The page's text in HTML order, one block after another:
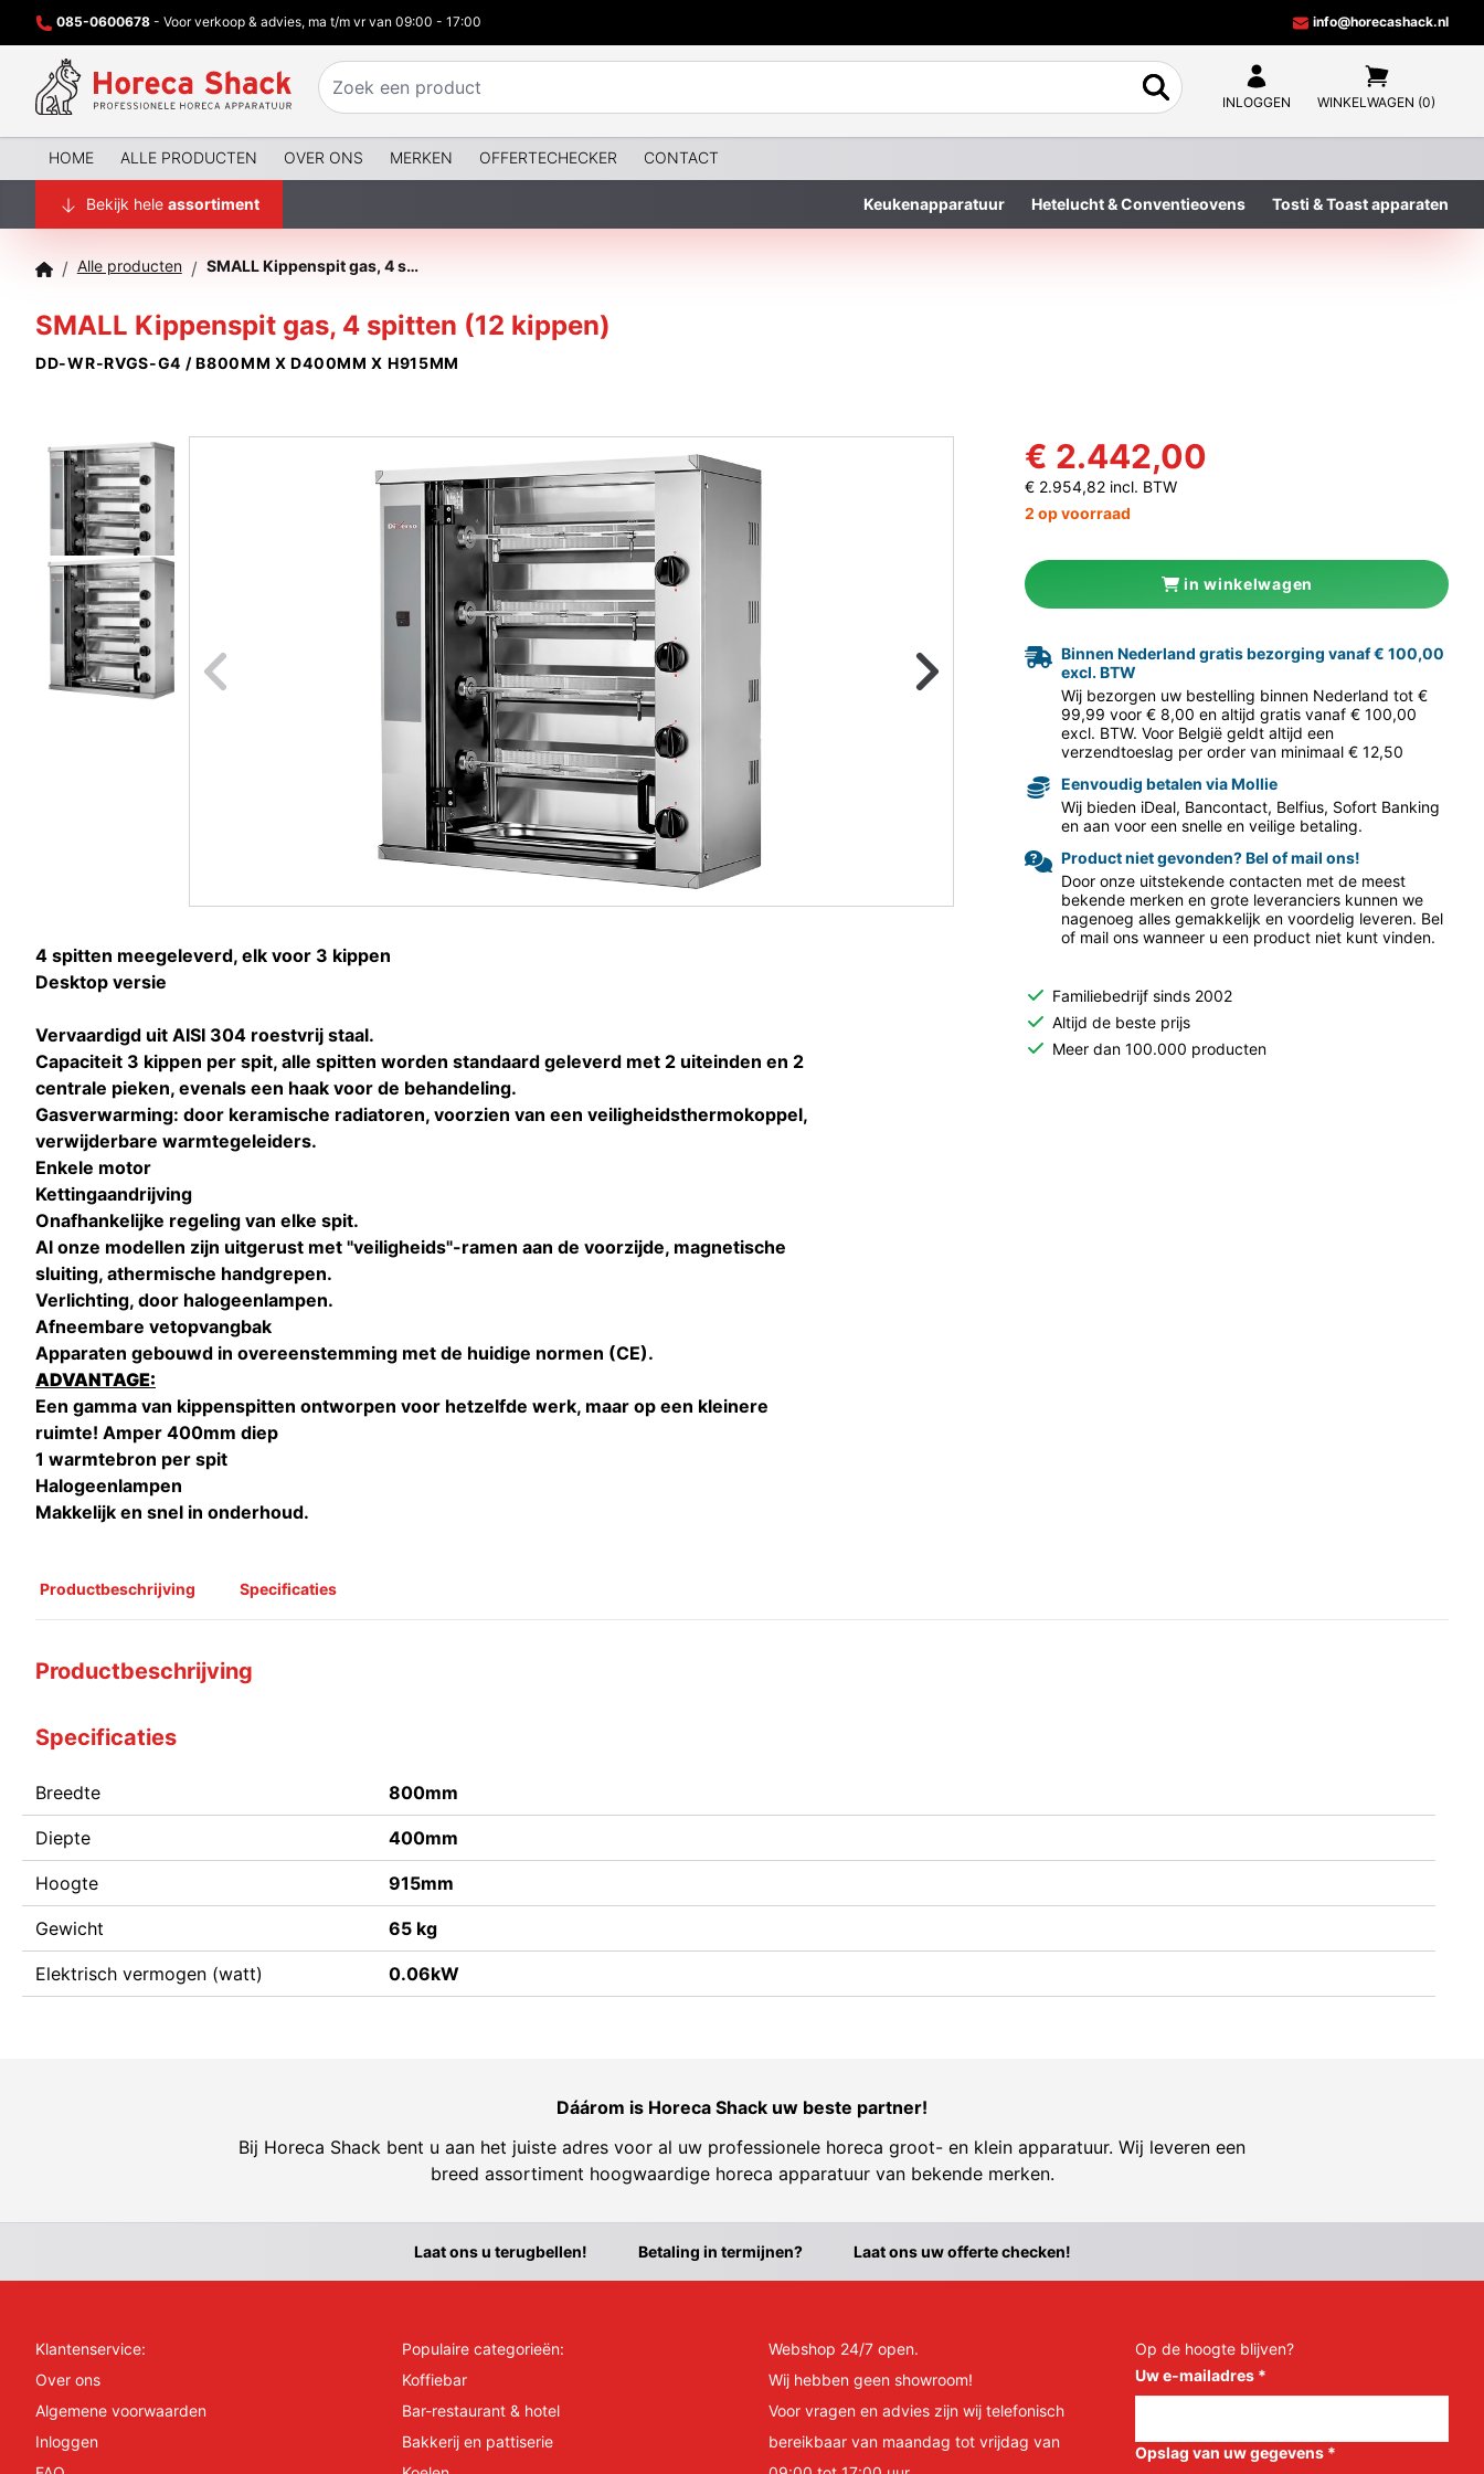
085-0600678 - Voor verkoop & advies, ma t/m vr van 09:00 - 17:00 info@horecashack.nl
INLOGGEN WINKELWAGEN (0)
HOME ALLE PRODUCTEN OVER ONS MERKEN OFFERTECHECKER CONTACT
Bekijk hele assortiment Keukenapparatuur Hetelucht & Conventieovens Tosti & Toast apparaten
/ Alle producten / SMALL Kippenspit gas, 4 spitten (12 kippen)
SMALL Kippenspit gas, 4 spitten (12 kippen)
DD-WR-RVGS-G4 / B800MM X D400MM X H915MM
Naar vorige foto Naar volgende
4 spitten meegeleverd, elk voor 3 kippen
Desktop versie
Vervaardigd uit AISI 304 roestvrij staal.
Capaciteit 3 kippen per spit, alle spitten worden standaard geleverd met 2 uiteinden en 2
centrale pieken, evenals een haak voor de behandeling.
Gasverwarming: door keramische radiatoren, voorzien van een veiligheidsthermokoppel,
verwijderbare warmtegeleiders.
Enkele motor
Kettingaandrijving
Onafhankelijke regeling van elke spit.
Al onze modellen zijn uitgerust met "veiligheids"-ramen aan de voorzijde, magnetische
sluiting, athermische handgrepen.
Verlichting, door halogeenlampen.
Afneembare vetopvangbak
Apparaten gebouwd in overeenstemming met de huidige normen (CE).
ADVANTAGE:
Een gamma van kippenspitten ontworpen voor hetzelfde werk, maar op een kleinere
ruimte! Amper 400mm diep
1 warmtebron per spit
Halogeenlampen
Makkelijk en snel in onderhoud.
€ 2.442,00
€ 2.954,82 incl. BTW
2 op voorraad
in winkelwagen
Binnen Nederland gratis bezorging vanaf € 100,00
excl. BTW
Wij bezorgen uw bestelling binnen Nederland tot €
99,99 voor € 8,00 en altijd gratis vanaf € 100,00
excl. BTW. Voor België geldt altijd een
verzendtoeslag per order van minimaal € 12,50
Eenvoudig betalen via Mollie
Wij bieden iDeal, Bancontact, Belfius, Sofort Banking
en aan voor een snelle en veilige betaling.
Product niet gevonden? Bel of mail ons!
Door onze uitstekende contacten met de meest
bekende merken en grote leveranciers kunnen we
nagenoeg alles gemakkelijk en voordelig leveren. Bel
of mail ons wanneer u een product niet kunt vinden.
Familiebedrijf sinds 2002
Altijd de beste prijs
Meer dan 100.000 producten
Productbeschrijving Specificaties
Productbeschrijving
Specificaties
Breedte 800mm
Diepte 400mm
Hoogte 915mm
Gewicht 65 kg
Elektrisch vermogen (watt) 0.06kW
Dáárom is Horeca Shack uw beste partner!
Bij Horeca Shack bent u aan het juiste adres voor al uw professionele horeca groot- en klein apparatuur. Wij leveren een
breed assortiment hoogwaardige horeca apparatuur van bekende merken.
Laat ons u terugbellen! Betaling in termijnen? Laat ons uw offerte checken!
Klantenservice:
Over ons
Algemene voorwaarden
Inloggen
Populaire categorieën:
Koffiebar
Bar-restaurant & hotel
Bakkerij en pattiserie
Webshop 24/7 open.
Wij hebben geen showroom!
Voor vragen en advies zijn wij telefonisch
bereikbaar van maandag tot vrijdag van
Op de hoogte blijven?
Uw e-mailadres *
Opslag van uw gegevens *